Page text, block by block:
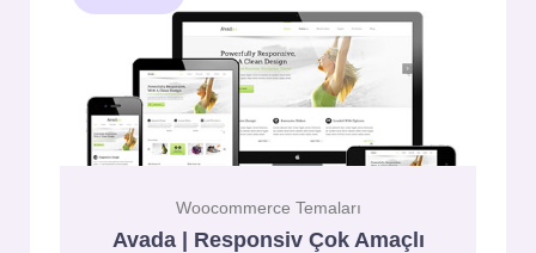
Woocommerce Temaları
Avada | Responsiv Çok Amaçlı